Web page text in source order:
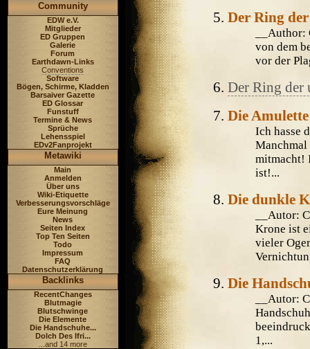
Community
EDW e.V.
Mitglieder
ED Gruppen
Galerie
Forum
Earthdawn-Links
Conventions
Software
Bögen, Schirme, Kladden
Barsaiver Gazette
ED Glossar
Funstuff
Termine & News
Sprüche
Lehensspiel
EDv2Fanprojekt
Metawiki
Main
Anmelden
Über uns
Wiki-Etiquette
Verbesserungsvorschläge
Eure Meinung
News
Seiten Index
Top Ten Seiten
Todo
Impressum
FAQ
Datenschutzerklärung
Backlinks
RecentChanges
Blutmagie
Blutschwinge
Die Elemente
Die Handschuhe...
Dolch Des Ifri...
...and 14 more
Der Ring
von dem
vor der
Der Ring der
Die
Ich hasse
Manchmal
mitmacht!
ist!...
Die dunkle
__Autor:
Krone ist
vieler
Die
__Autor:
1,...